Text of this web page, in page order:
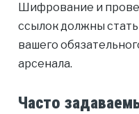
Шифрование и
ссылок должны
вашего
арсенала.
Часто